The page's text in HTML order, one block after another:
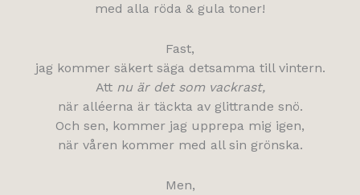
med alla röda & gula toner!
Fast,
jag kommer säkert säga detsamma till vintern.
Att nu är det som vackrast,
när alléerna är täckta av glittrande snö.
Och sen, kommer jag upprepa mig igen,
när våren kommer med all sin grönska.
Men,